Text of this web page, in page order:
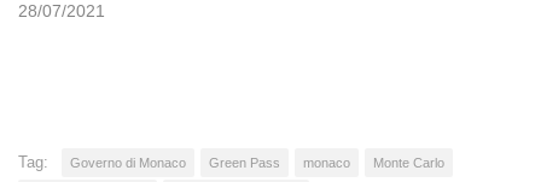
28/07/2021
Tag: Governo di Monaco Green Pass monaco Monte Carlo